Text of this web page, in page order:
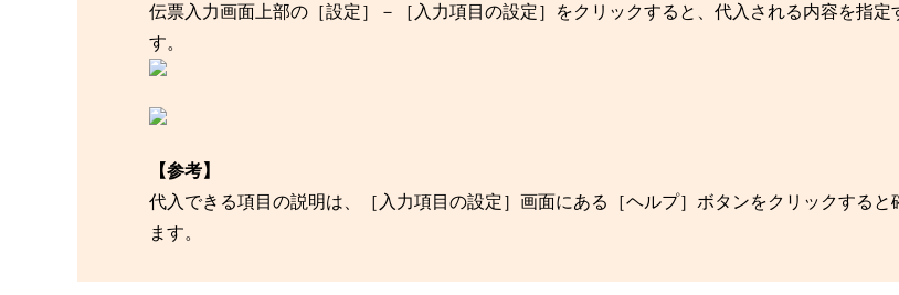
伝票入力画面上部の［設定］－［入力項目の設定］をクリックすると、代入される内容を指定
す。
【参考】
代入できる項目の説明は、［入力項目の設定］画面にある［ヘルプ］ボタンをクリックすると
ます。